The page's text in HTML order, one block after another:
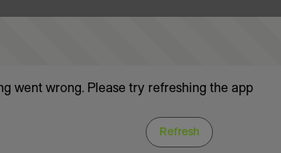
went wrong. Please try refreshing the app
Refresh